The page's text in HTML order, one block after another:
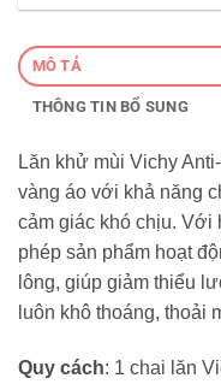
MÔ TẢ
THÔNG TIN BỔ SUNG
Lăn khử mùi Vichy
vàng áo với khả năng
cảm giác khó chịu. Với
phép sản phẩm hoạt
lông, giúp giảm thiểu
luôn khô thoáng, thoải
Quy cách: 1 chai lăn